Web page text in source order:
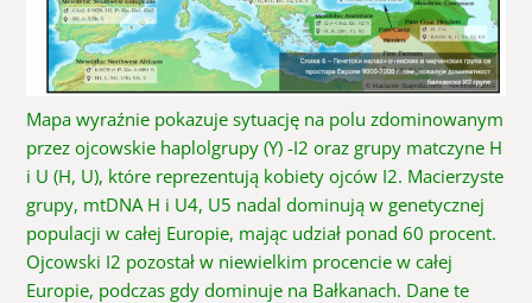
Mapa wyraźnie pokazuje sytuację na polu zdominowanym
przez ojcowskie haplolgrupy (Y) -I2 oraz grupy matczyne H
i U (H, U), które reprezentują kobiety ojców I2. Macierzyste
grupy, mtDNA H i U4, U5 nadal dominują w genetycznej
populacji w całej Europie, mając udział ponad 60 procent.
Ojcowski I2 pozostał w niewielkim procencie w całej
Europie, podczas gdy dominuje na Bałkanach. Dane te